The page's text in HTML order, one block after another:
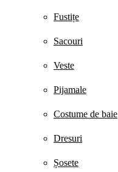
Fustițe
Sacouri
Veste
Pijamale
Costume de baie
Dresuri
Șosete